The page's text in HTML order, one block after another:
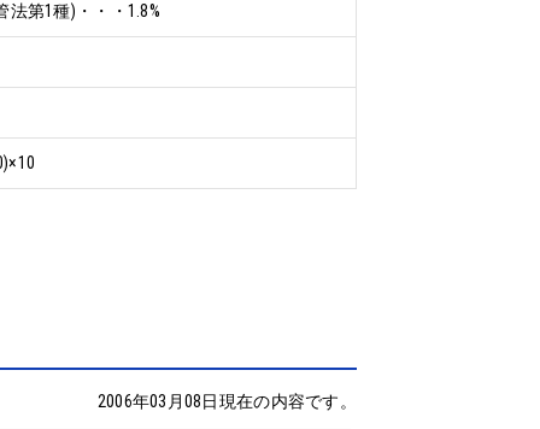
第1種)・・・1.8%
2006年03月08日現在の内容です。